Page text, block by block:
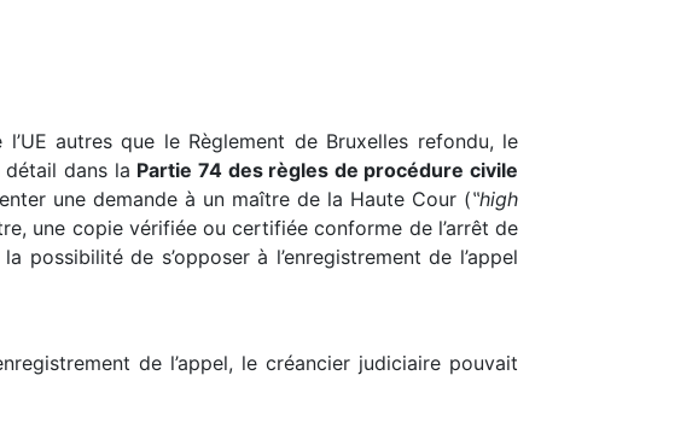
autres que le Règlement de Bruxelles refondu, le
détail dans la Partie 74 des règles de procédure civile
une demande à un maître de la Haute Cour (‟high
une copie vérifiée ou certifiée conforme de l’arrêt de
de s’opposer à l’enregistrement de l’appel
de l’appel, le créancier judiciaire pouvait